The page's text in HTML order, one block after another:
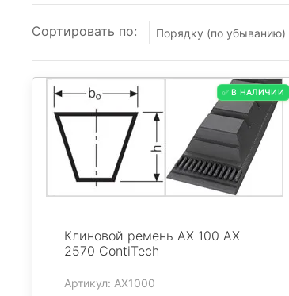
Сортировать по:
✅ В НАЛИЧИИ
Клиновой ремень AX 100 AX
2570 ContiTech
Артикул: AX1000